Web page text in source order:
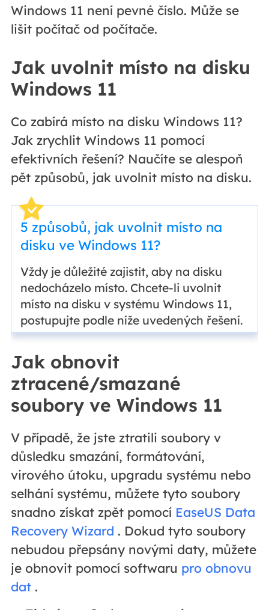
Windows 11 není pevné číslo. Může se
lišit počítač od počítače.
Jak uvolnit místo na disku
Windows 11
Co zabírá místo na disku Windows 11?
Jak zrychlit Windows 11 pomocí
efektivních řešení? Naučíte se alespoň
pět způsobů, jak uvolnit místo na disku.
5 způsobů, jak uvolnit místo na
disku ve Windows 11?
Vždy je důležité zajistit, aby na disku
nedocházelo místo. Chcete-li uvolnit
místo na disku v systému Windows 11,
postupujte podle níže uvedených řešení.
Jak obnovit
ztracené/smazané
soubory ve Windows 11
V případě, že jste ztratili soubory v
důsledku smazání, formátování,
virového útoku, upgradu systému nebo
selhání systému, můžete tyto soubory
snadno získat zpět pomocí EaseUS Data
Recovery Wizard . Dokud tyto soubory
nebudou přepsány novými daty, můžete
je obnovit pomocí softwaru pro obnovu
dat.